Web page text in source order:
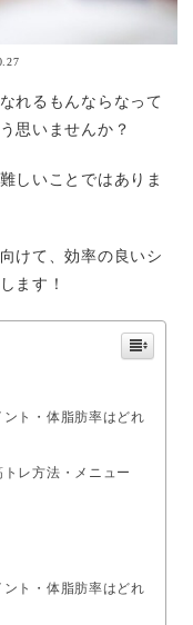
れるもんならなって
思いませんか？
しいことではありま
けて、効率の良いシ
ます！
ント・体脂肪率はどれ
トレ方法・メニュー
ント・体脂肪率はどれ